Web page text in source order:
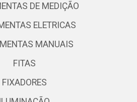
DE MEDIÇÃO
ELETRICAS
MANUAIS
FITAS
FIXADORES